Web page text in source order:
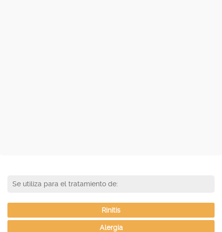
Se utiliza para el tratamiento de:
Rinitis
Alergia